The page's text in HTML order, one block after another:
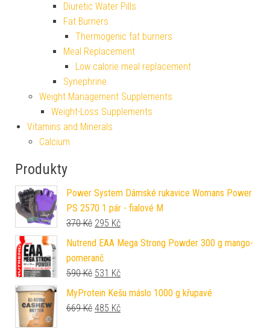
Diuretic Water Pills
Fat Burners
Thermogenic fat burners
Meal Replacement
Low calorie meal replacement
Synephrine
Weight Management Supplements
Weight-Loss Supplements
Vitamins and Minerals
Calcium
Produkty
Power System Dámské rukavice Womans Power
PS 2570 1 pár - fialové M
370Kč Původní cena byla: 370 Kč.
295 KčAktuální cena je: 295 Kč.
Nutrend EAA Mega Strong Powder 300 g mango-
pomeranč
590Kč Původní cena byla: 590 Kč.
531 KčAktuální cena je: 531 Kč.
MyProtein Kešu máslo 1000 g křupavé
669Kč Původní cena byla: 669 Kč.
485 KčAktuální cena je: 485 Kč.